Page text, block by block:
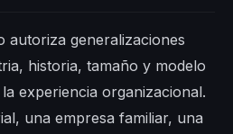
autoriza generalizaciones
historia, tamaño y modelo
experiencia organizacional.
una empresa familiar, una